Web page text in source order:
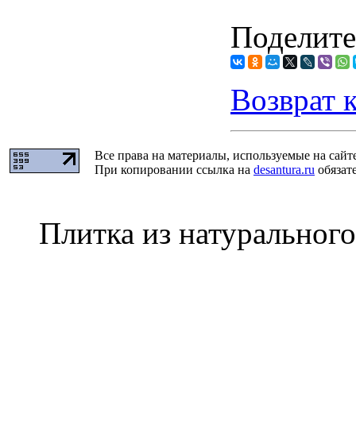
Возврат
Все права на материалы, используемые на
При копировании ссылка на desantura.ru
Плитка из